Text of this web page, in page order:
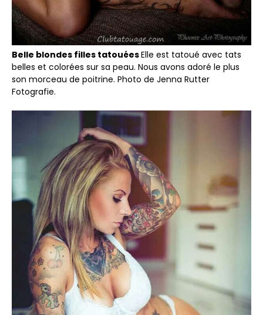
Belle blondes filles tatouéesElle est tatoué avec tats
belles et colorées sur sa peau. Nous avons adoré le plus
son morceau de poitrine. Photo de Jenna Rutter
Fotografie.